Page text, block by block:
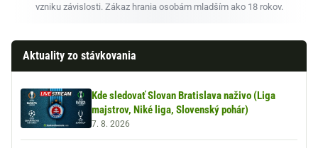
vzniku závislosti. Zákaz hrania osobám mladším ako 18 rokov.
Aktuality zo stávkovania
Kde sledovať Slovan Bratislava naživo (Liga
majstrov, Niké liga, Slovenský pohár)
7. 8. 2026